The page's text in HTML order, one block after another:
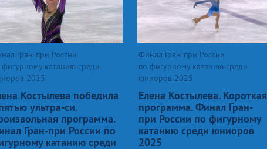
Гран-при России
фигурному катанию среди
2025
Костылева победила
ультра-си.
программа.
Гран-при России по
катанию среди
Финал Гран-при России
по фигурному катанию среди
юниоров 2025
Елена Костылева. Короткая
программа. Финал Гран-
при России по фигурному
катанию среди юниоров
2025